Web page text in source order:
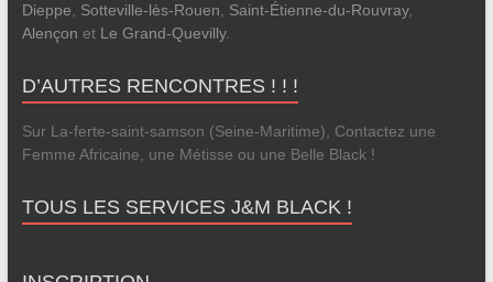
Dieppe
Sotteville-lès-Rouen Saint-Étienne-du-Rouvray,
Alençon et Le Grand-Quevilly.
D’AUTRES RENCONTRES ! ! !
Sur La-ferte-saint-samson (Seine-Maritime), Contactez une
Femme Africaine, une Métisse ou une Belle Black !
TOUS LES SERVICES J&M BLACK !